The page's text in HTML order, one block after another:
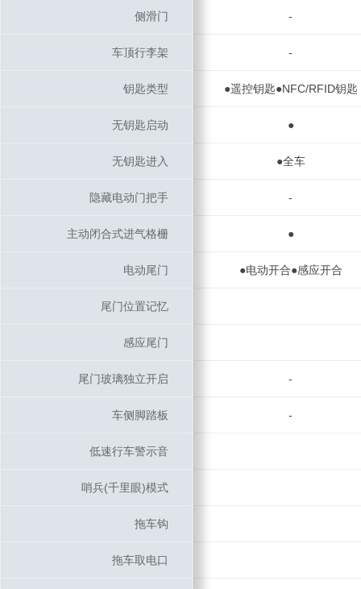
侧滑门 -
车顶行李架 -
钥匙类型 ●遥控钥匙●NFC/RFID钥匙
无钥匙启动 ●
无钥匙进入 ●全车
隐藏电动门把手 -
主动闭合式进气格栅 ●
电动尾门 ●电动开合●感应开合
尾门位置记忆
感应尾门
尾门玻璃独立开启 -
车侧脚踏板 -
低速行车警示音
哨兵(千里眼)模式
拖车钩
拖车取电口
侧滑门
车顶行李架
钥匙类型
无钥匙启动
无钥匙进入
隐藏电动门把手
主动闭合式进气格栅
电动尾门
尾门位置记忆
感应尾门
尾门玻璃独立开启
车侧脚踏板
低速行车警示音
哨兵(千里眼)模式
拖车钩
拖车取电口